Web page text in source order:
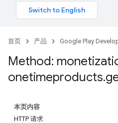
首页 产品 Google Play
Method:
onetimeproducts.
本页内容
HTTP 请求